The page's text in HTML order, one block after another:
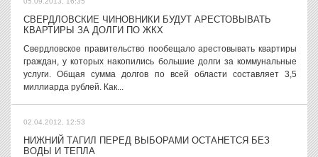
СВЕРДЛОВСКИЕ ЧИНОВНИКИ БУДУТ АРЕСТОВЫВАТЬ
КВАРТИРЫ ЗА ДОЛГИ ПО ЖКХ
Свердловское правительство пообещало арестовывать квартиры
граждан, у которых накопились большие долги за коммунальные
услуги. Общая сумма долгов по всей области составляет 3,5
миллиарда рублей. Как...
02.04.2012, 12:53
НИЖНИЙ ТАГИЛ ПЕРЕД ВЫБОРАМИ ОСТАНЕТСЯ БЕЗ
ВОДЫ И ТЕПЛА